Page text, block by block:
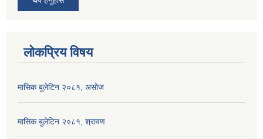
लोकप्रिय विषय
मासिक बुलेटिन २०८१, असोज
मासिक बुलेटिन २०८१, श्रावण